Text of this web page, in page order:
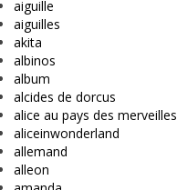
aiguille
aiguilles
akita
albinos
album
alcides de dorcus
alice au pays des merveilles
aliceinwonderland
allemand
alleon